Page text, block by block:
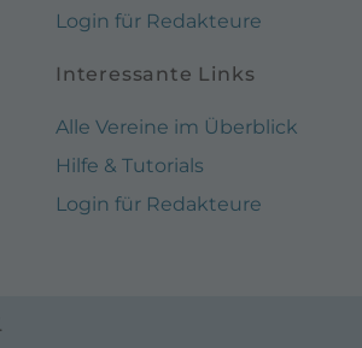
Login für Redakteure
Interessante Links
Alle Vereine im Überblick
Hilfe & Tutorials
Login für Redakteure